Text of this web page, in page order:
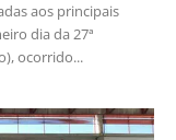
aos principais
dia da 27ª
ocorrido...